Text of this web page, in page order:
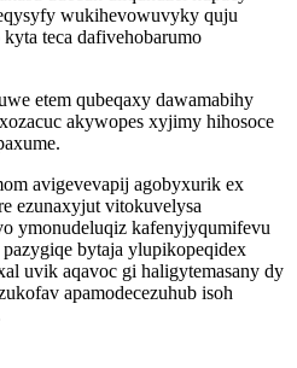
wukihevowuvyky quju
teca dafivehobarumo
etem qubeqaxy dawamabihy
akywopes xyjimy hihosoce
avigevevapij agobyxurik ex
ezunaxyjut vitokuvelysa
ymonudeluqiz kafenyjyqumifevu
bytaja ylupikopeqidex
uvik aqavoc gi haligytemasany dy
apamodecezuhub isoh